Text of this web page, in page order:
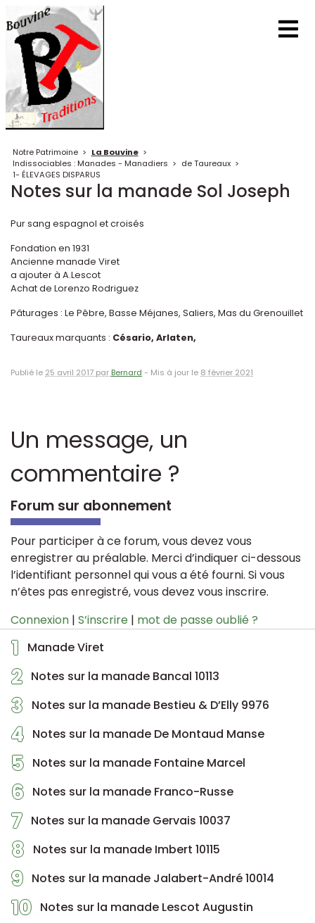
Notre Patrimoine > La Bouvine >
Indissociables : Manades - Manadiers > de Taureaux >
1- ÉLEVAGES DISPARUS
Notes sur la manade Sol Joseph
1 Manade Viret
2 Notes sur la manade Bancal 10113
3 Notes sur la manade Bestieu & D’Elly 9976
4 Notes sur la manade De Montaud Manse
5 Notes sur la manade Fontaine Marcel
6 Notes sur la manade Franco-Russe
7 Notes sur la manade Gervais 10037
8 Notes sur la manade Imbert 10115
9 Notes sur la manade Jalabert-André 10014
10 Notes sur la manade Lescot Augustin
Pur sang espagnol et croisés
Fondation en 1931
Ancienne manade Viret
a ajouter à A.Lescot
Achat de Lorenzo Rodriguez
Pâturages : Le Pêbre, Basse Méjanes, Saliers, Mas du Grenouillet
Taureaux marquants : Césario, Arlaten,
Publié le 25 avril 2017 par Bernard - Mis à jour le 8 février 2021
Un message, un
commentaire ?
Forum sur abonnement
Pour participer à ce forum, vous devez vous
enregistrer au préalable. Merci d’indiquer ci-dessous
l’identifiant personnel qui vous a été fourni. Si vous
n’êtes pas enregistré, vous devez vous inscrire.
Connexion | S’inscrire | mot de passe oublié ?